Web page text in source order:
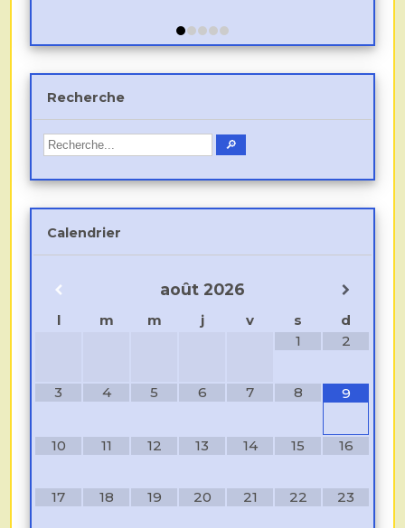
Recherche
Calendrier
août 2026
l m m j v s
d
1
2
3 4 5 6 7 8 9
10 11 12 13 14 15 16
17 18 19 20 21 22 23